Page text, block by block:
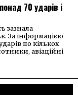
70 ударів і
зазнала
За інформацією
по кількох
авіаційні